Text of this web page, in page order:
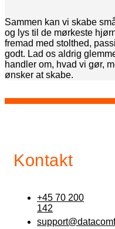
Sammen kan vi skabe
og lys til de mørkeste
fremad med stolthed,
godt. Lad os aldrig
handler om, hvad vi gør,
ønsker at skabe.
Kontakt
+45 70 200
142